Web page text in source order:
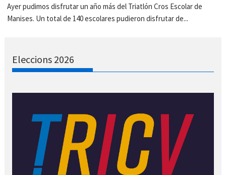
Ayer pudimos disfrutar un año más del Triatlón Cros Escolar de
Manises. Un total de 140 escolares pudieron disfrutar de...
Eleccions 2026